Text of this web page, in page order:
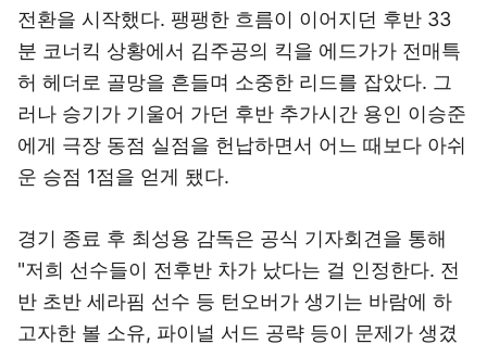
전환을 시작했다. 팽팽한 흐름이 이어지던 후반 33
분 코너킥 상황에서 김주공의 킥을 에드가가 전매특
허 헤더로 골망을 흔들며 소중한 리드를 잡았다. 그
러나 승기가 기울어 가던 후반 추가시간 용인 이승준
에게 극장 동점 실점을 헌납하면서 어느 때보다 아쉬
운 승점 1점을 얻게 됐다.
경기 종료 후 최성용 감독은 공식 기자회견을 통해
"저희 선수들이 전후반 차가 났다는 걸 인정한다. 전
반 초반 세라핌 선수 등 턴오버가 생기는 바람에 하
고자한 볼 소유, 파이널 서드 공략 등이 문제가 생겼